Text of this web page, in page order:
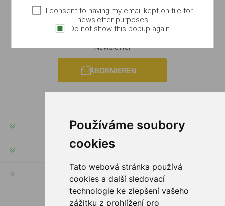
Používáme soubory
cookies
Tato webová stránka používá
cookies a další sledovací
technologie ke zlepšení vašeho
zážitku z prohlížení pro
Newsletter
ABONNIEREN
RECHTE & FRISTEN
KUNDENSERVICE
HILFE & SERVICE
I consent to having my email kept on file for
newsletter purposes
Do not show this popup again